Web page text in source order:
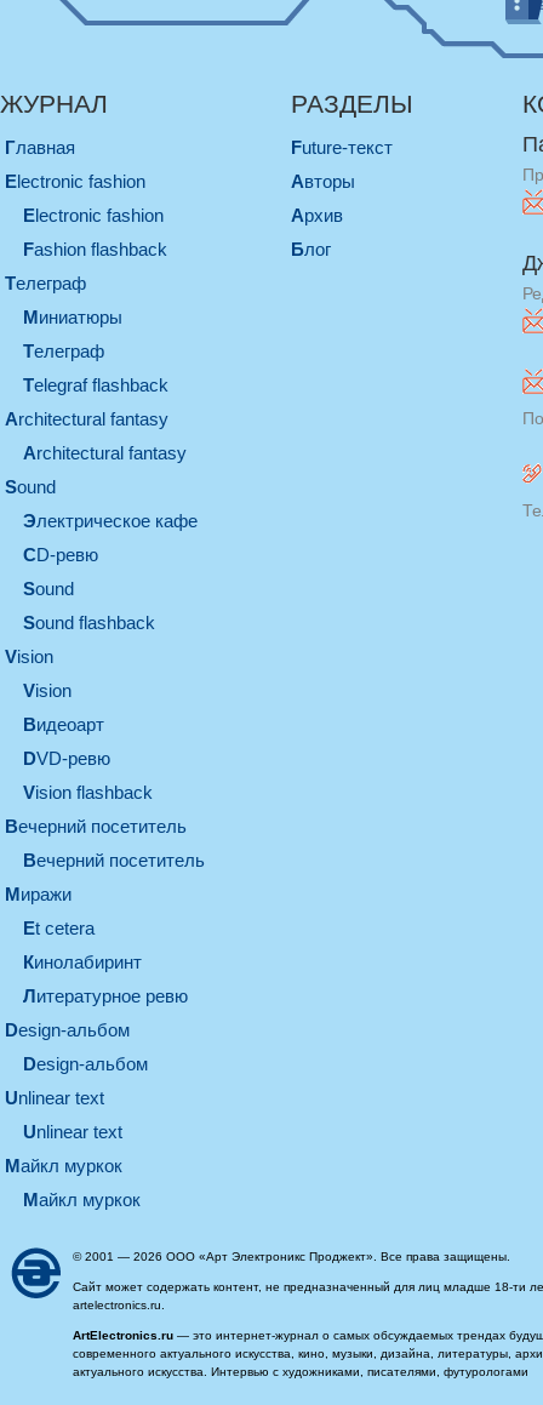
ЖУРНАЛ
Главная
electronic fashion
electronic fashion
Fashion flashback
телеграф
миниатюры
телеграф
Telegraf flashback
architectural fantasy
architectural fantasy
sound
электрическое кафе
CD-ревю
sound
Sound flashback
vision
vision
видеоарт
DVD-ревю
Vision flashback
вечерний посетитель
вечерний посетитель
миражи
et cetera
кинолабиринт
литературное ревю
design-альбом
design-альбом
unlinear text
Unlinear text
майкл муркок
майкл муркок
РАЗДЕЛЫ
Future-текст
Авторы
Архив
Блог
© 2001 — 2026 ООО «Арт Электроникс Проджект». Все права защищены.
Сайт может содержать контент, не предназначенный для лиц младше 18-ти
artelectronics.ru.
ArtElectronics.ru — это интернет-журнал о самых обсуждаемых трендах
современного актуального искусства, кино, музыки, дизайна, литературы,
актуального искусства. Интервью с художниками, писателями, футурологами